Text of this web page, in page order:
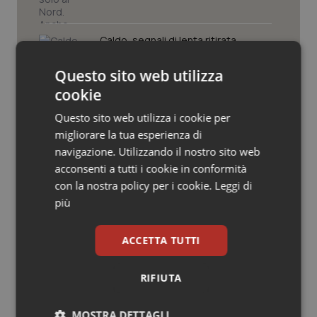
Veneto
Oncoematologia
Oncologia & Nutrizione
Psoriasi & pelle
Quotidiano Cardiologia
Quotidiano Chirurgia
Quotidiano Oncologia
Quotidiano Pediatria
Caldo, segnali di lenta ritirata
19
alla salute della mammella: accordo
quadro da 48 milioni per tecnologie e
Breast Unit
AI Act, in vigore gli obblighi di
trasparenza: cosa cambia per sanità
e servizi rivolti ai cittadini
Gold
Questo sito web utilizza
cookie
Questo sito web utilizza i cookie per
migliorare la tua esperienza di
navigazione. Utilizzando il nostro sito web
acconsenti a tutti i cookie in conformità
con la nostra policy per i cookie. Leggi di
più
ACCETTA TUTTI
RIFIUTA